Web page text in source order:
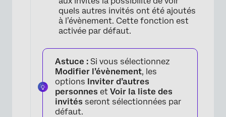
quels autres invités ont été ajoutés
à l’évènement. Cette fonction est
activée par défaut.
Astuce : Si vous sélectionnez
Modifier l’évènement, les
options Inviter d’autres
personnes et Voir la liste des
invités seront sélectionnées par
défaut.